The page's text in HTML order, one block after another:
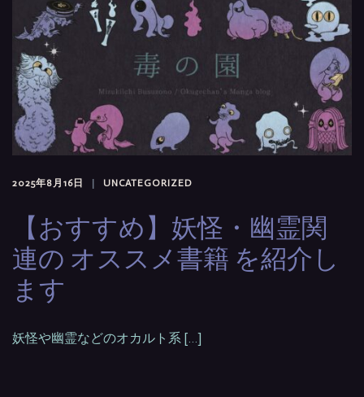
2025年8月16日 UNCATEGORIZED
【おすすめ】妖怪・幽霊関
連の オススメ書籍 を紹介し
ます
妖怪や幽霊などのオカルト系 […]